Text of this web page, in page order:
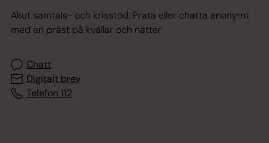
Akut samtals- och krisstöd. Prata eller chatta anonymt
med en präst på kvällar och nätter.
Chatt
Digitalt brev
Telefon 112